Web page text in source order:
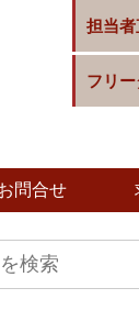
担当者
フリ
問合せ